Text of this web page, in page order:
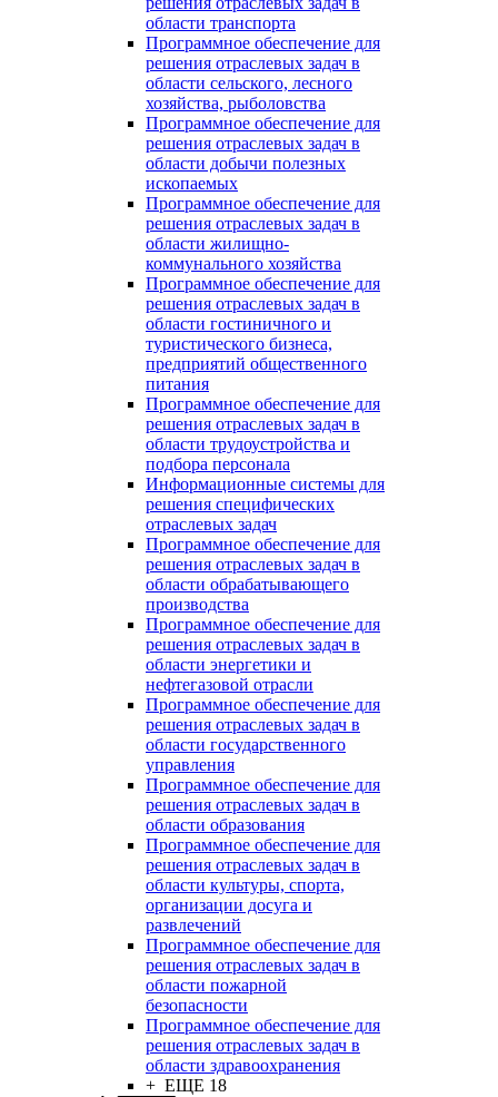
области транспорта
Программное обеспечение для
решения отраслевых задач в
области сельского, лесного
хозяйства, рыболовства
Программное обеспечение для
решения отраслевых задач в
области добычи полезных
ископаемых
Программное обеспечение для
решения отраслевых задач в
области жилищно-
коммунального хозяйства
Программное обеспечение для
решения отраслевых задач в
области гостиничного и
туристического бизнеса,
предприятий общественного
питания
Программное обеспечение для
решения отраслевых задач в
области трудоустройства и
подбора персонала
Информационные системы для
решения специфических
отраслевых задач
Программное обеспечение для
решения отраслевых задач в
области обрабатывающего
производства
Программное обеспечение для
решения отраслевых задач в
области энергетики и
нефтегазовой отрасли
Программное обеспечение для
решения отраслевых задач в
области государственного
управления
Программное обеспечение для
решения отраслевых задач в
области образования
Программное обеспечение для
решения отраслевых задач в
области культуры, спорта,
организации досуга и
развлечений
Программное обеспечение для
решения отраслевых задач в
области пожарной
безопасности
Программное обеспечение для
решения отраслевых задач в
области здравоохранения
+ ЕЩЕ 18